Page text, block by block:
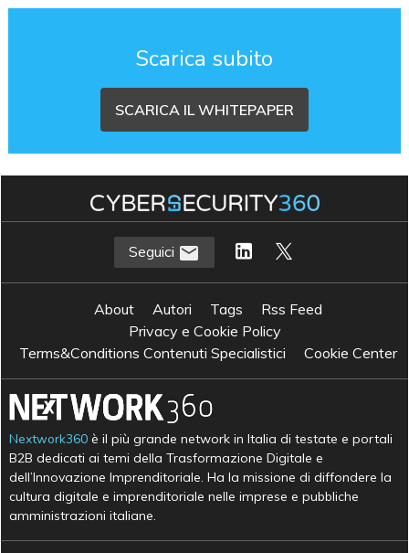
Scarica subito
SCARICA IL WHITEPAPER
Seguici
About Autori Tags
Rss Feed
Privacy e Cookie Policy
Terms&Conditions Contenuti Specialistici
Cookie Center
Nextwork360 è il più grande network in Italia di testate e portali
B2B dedicati ai temi della Trasformazione Digitale e
dell’Innovazione Imprenditoriale. Ha la missione di diffondere la
cultura digitale e imprenditoriale nelle imprese e pubbliche
amministrazioni italiane.